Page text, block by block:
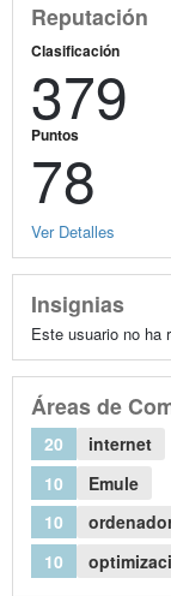
Reputación
Clasificación
379
Puntos
78
Ver Detalles
Insignias
Este usuario no ha
Áreas de
20
internet
10
Emule
10
10